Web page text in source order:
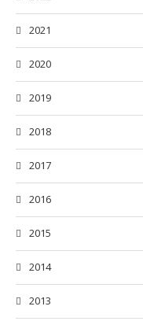
2021
2020
2019
2018
2017
2016
2015
2014
2013